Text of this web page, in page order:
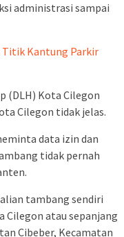
administrasi sampai
Titik Kantung Parkir
(DLH) Kota Cilegon
Cilegon tidak jelas.
data izin dan
tidak pernah
tambang sendiri
Cilegon atau sepanjang
Cibeber, Kecamatan